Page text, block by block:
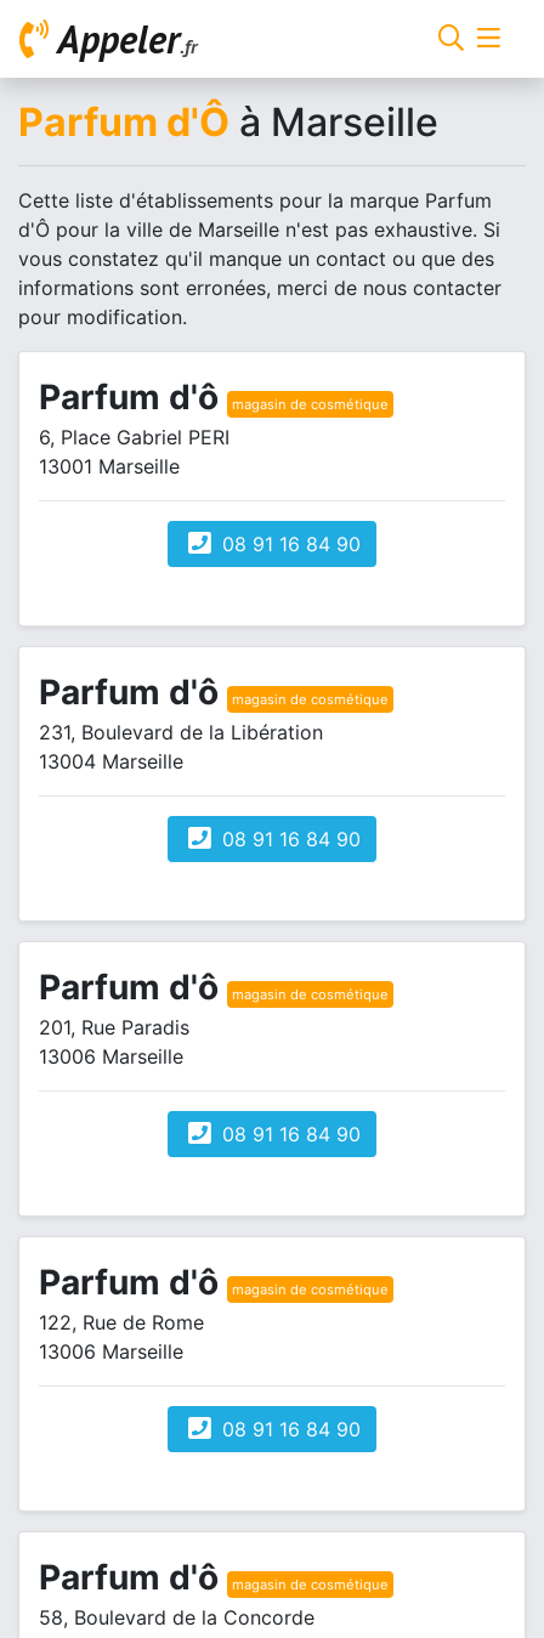
Appeler.fr
Parfum d'Ô à Marseille
Cette liste d'établissements pour la marque Parfum
d'Ô pour la ville de Marseille n'est pas exhaustive. Si
vous constatez qu'il manque un contact ou que des
informations sont erronées, merci de nous contacter
pour modification.
Parfum d'ô magasin de cosmétique
6, Place Gabriel PERI
13001 Marseille
08 91 16 84 90
Parfum d'ô magasin de cosmétique
231, Boulevard de la Libération
13004 Marseille
08 91 16 84 90
Parfum d'ô magasin de cosmétique
201, Rue Paradis
13006 Marseille
08 91 16 84 90
Parfum d'ô magasin de cosmétique
122, Rue de Rome
13006 Marseille
08 91 16 84 90
Parfum d'ô magasin de cosmétique
58, Boulevard de la Concorde